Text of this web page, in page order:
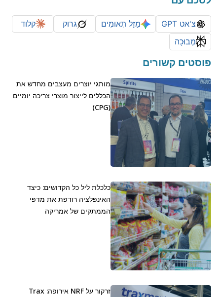
צ'אט GPT מַזַל תְאוּמִים גרוק
קלוד
מְבוּכָה
פוסטים קשורים
מותגי יוצרים מעצבים מחדש את
הכללים לייצור מוצרי צריכה יומיים
(CPG)
כלכלת ליל כל הקדושים: כיצד
האינפלציה רודפת את מדפי
הממתקים של אמריקה
זרקור על NRF אירופה: Trax